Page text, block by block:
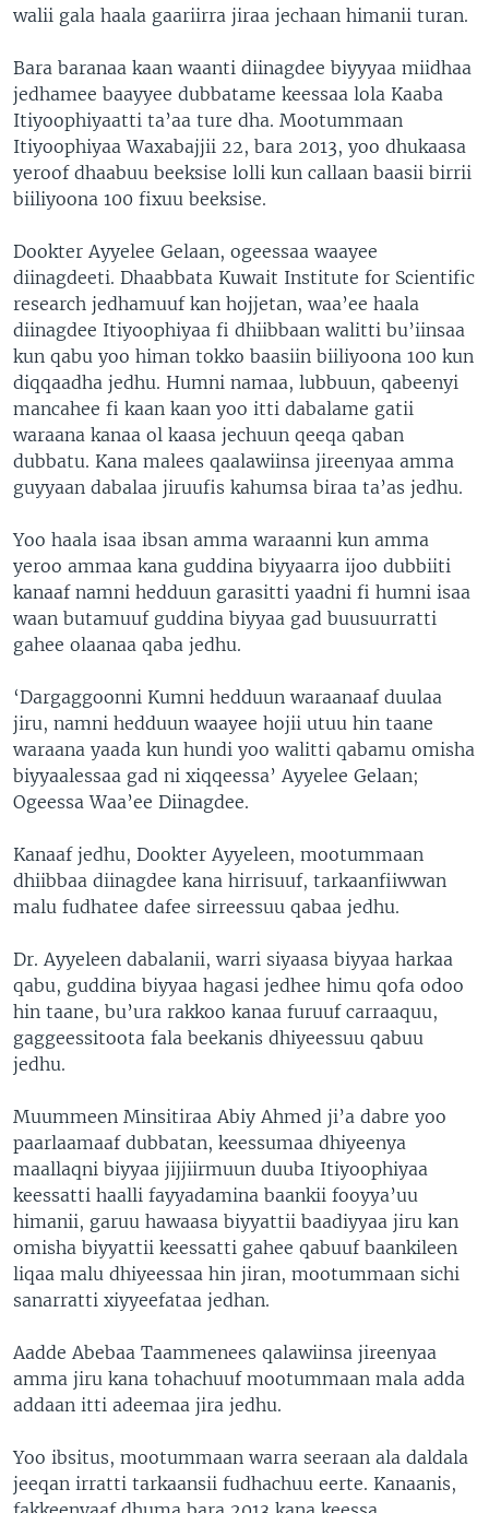
walii gala haala gaariirra jiraa jechaan himanii turan.
Bara baranaa kaan waanti diinagdee biyyyaa miidhaa
jedhamee baayyee dubbatame keessaa lola Kaaba
Itiyoophiyaatti ta’aa ture dha. Mootummaan
Itiyoophiyaa Waxabajjii 22, bara 2013, yoo dhukaasa
yeroof dhaabuu beeksise lolli kun callaan baasii birrii
biiliyoona 100 fixuu beeksise.
Dookter Ayyelee Gelaan, ogeessaa waayee
diinagdeeti. Dhaabbata Kuwait Institute for Scientific
research jedhamuuf kan hojjetan, waa’ee haala
diinagdee Itiyoophiyaa fi dhiibbaan walitti bu’iinsaa
kun qabu yoo himan tokko baasiin biiliyoona 100 kun
diqqaadha jedhu. Humni namaa, lubbuun, qabeenyi
mancahee fi kaan kaan yoo itti dabalame gatii
waraana kanaa ol kaasa jechuun qeeqa qaban
dubbatu. Kana malees qaalawiinsa jireenyaa amma
guyyaan dabalaa jiruufis kahumsa biraa ta’as jedhu.
Yoo haala isaa ibsan amma waraanni kun amma
yeroo ammaa kana guddina biyyaarra ijoo dubbiiti
kanaaf namni hedduun garasitti yaadni fi humni isaa
waan butamuuf guddina biyyaa gad buusuurratti
gahee olaanaa qaba jedhu.
‘Dargaggoonni Kumni hedduun waraanaaf duulaa
jiru, namni hedduun waayee hojii utuu hin taane
waraana yaada kun hundi yoo walitti qabamu omisha
biyyaalessaa gad ni xiqqeessa’ Ayyelee Gelaan;
Ogeessa Waa’ee Diinagdee.
Kanaaf jedhu, Dookter Ayyeleen, mootummaan
dhiibbaa diinagdee kana hirrisuuf, tarkaanfiiwwan
malu fudhatee dafee sirreessuu qabaa jedhu.
Dr. Ayyeleen dabalanii, warri siyaasa biyyaa harkaa
qabu, guddina biyyaa hagasi jedhee himu qofa odoo
hin taane, bu’ura rakkoo kanaa furuuf carraaquu,
gaggeessitoota fala beekanis dhiyeessuu qabuu
jedhu.
Muummeen Minsitiraa Abiy Ahmed ji’a dabre yoo
paarlaamaaf dubbatan, keessumaa dhiyeenya
maallaqni biyyaa jijjiirmuun duuba Itiyoophiyaa
keessatti haalli fayyadamina baankii fooyya’uu
himanii, garuu hawaasa biyyattii baadiyyaa jiru kan
omisha biyyattii keessatti gahee qabuuf baankileen
liqaa malu dhiyeessaa hin jiran, mootummaan sichi
sanarratti xiyyeefataa jedhan.
Aadde Abebaa Taammenees qalawiinsa jireenyaa
amma jiru kana tohachuuf mootummaan mala adda
addaan itti adeemaa jira jedhu.
Yoo ibsitus, mootummaan warra seeraan ala daldala
jeeqan irratti tarkaansii fudhachuu eerte. Kanaanis,